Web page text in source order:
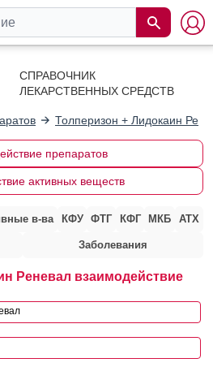
СПРАВОЧНИК
ЛЕКАРСТВЕННЫХ СРЕДСТВ
Толперизон + Лидокаин
препаратов
активных веществ
в-ва КФУ ФТГ КФГ МКБ АТХ
Заболевания
Реневал взаимодействие